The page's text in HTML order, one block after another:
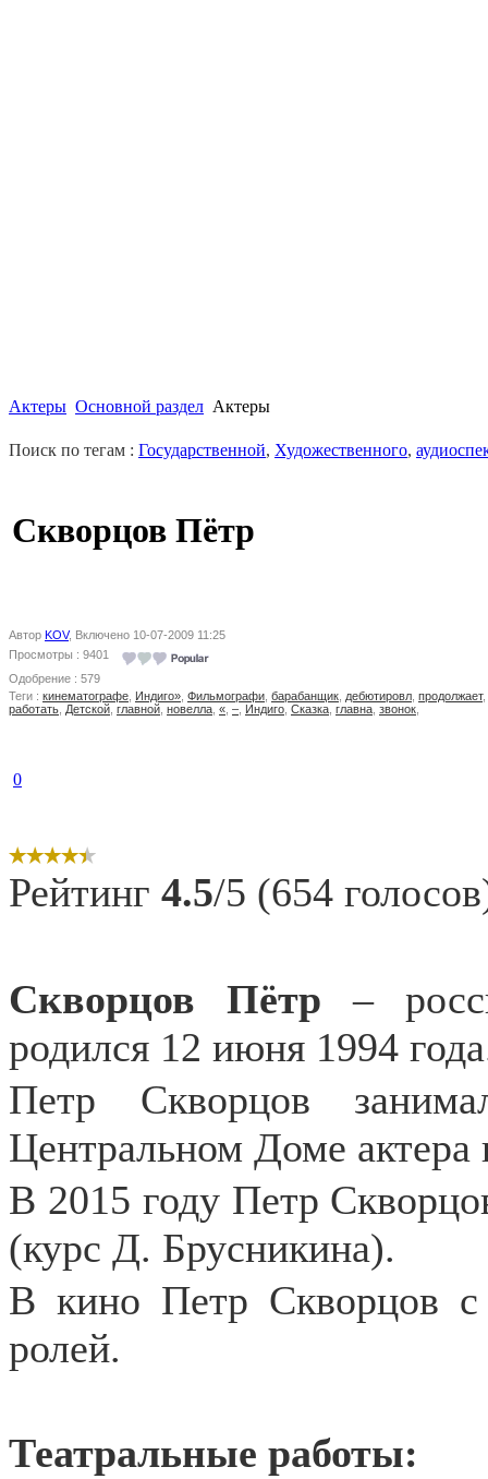
Актеры Основной раздел Актеры
Поиск по тегам : Государственной, Художественного,
Скворцов Пётр
Автор KOV, Включено 10-07-2009 11:25
Просмотры : 9401
Одобрение : 579
Теги : кинематографе Индиго» Фильмографи барабанщик дебютировл продолжает,
работать Детской главной новелла « – Индиго Сказка главна звонок
0
Рейтинг 4.5/5 (654
Скворцов Пётр –
родился 12 июня 1994
Петр Скворцов
Центральном Доме
В 2015 году Петр
(курс Д. Брусникина).
В кино Петр Скворцов с
ролей.
Театральные работы: